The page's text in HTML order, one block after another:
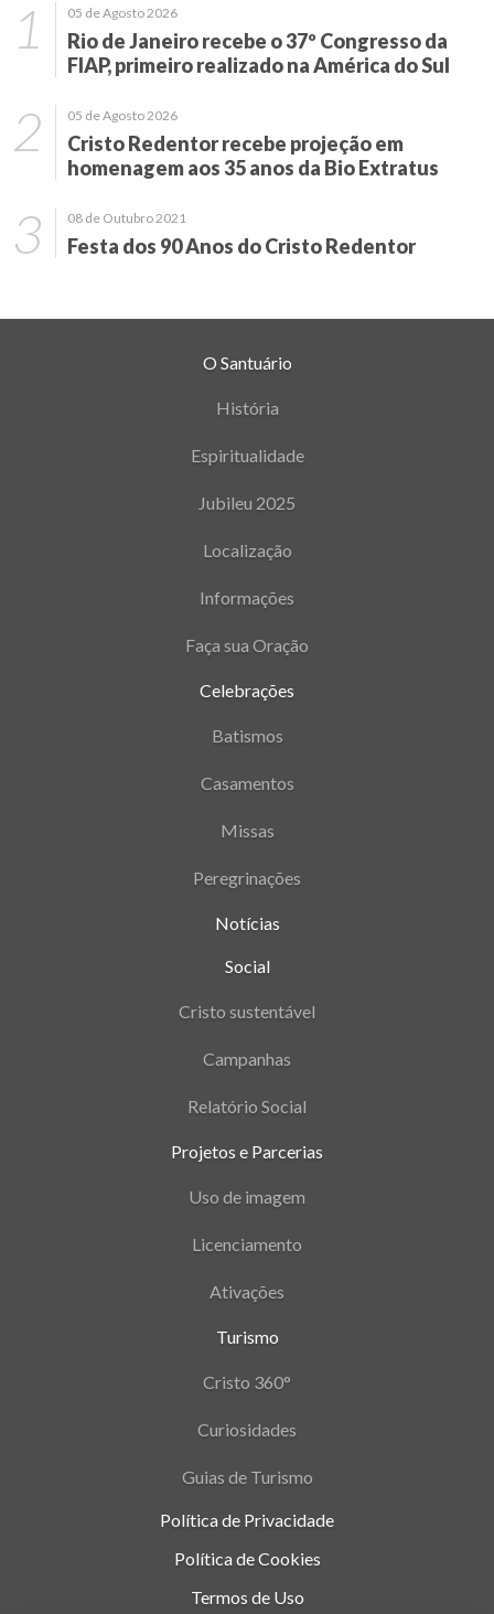
05 de Agosto 2026
Rio de Janeiro recebe o 37º Congresso da
FIAP, primeiro realizado na América do Sul
05 de Agosto 2026
Cristo Redentor recebe projeção em
homenagem aos 35 anos da Bio Extratus
08 de Outubro 2021
Festa dos 90 Anos do Cristo Redentor
O Santuário
História
Espiritualidade
Jubileu 2025
Localização
Informações
Faça sua Oração
Celebrações
Batismos
Casamentos
Missas
Peregrinações
Notícias
Social
Cristo sustentável
Campanhas
Relatório Social
Projetos e Parcerias
Uso de imagem
Licenciamento
Ativações
Turismo
Cristo 360°
Curiosidades
Guias de Turismo
Política de Privacidade
Política de Cookies
Termos de Uso